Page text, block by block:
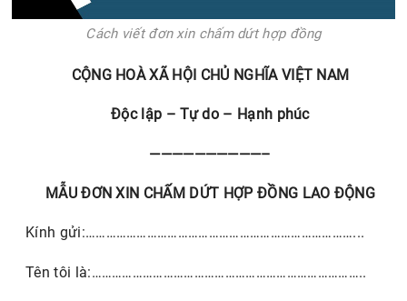
Cách viết đơn xin chấm dứt hợp đồng
CỘNG HOÀ XÃ HỘI CHỦ NGHĨA VIỆT NAM
Độc lập – Tự do – Hạnh phúc
——————————–
MẪU ĐƠN XIN CHẤM DỨT HỢP ĐỒNG LAO ĐỘNG
Kính gửi:……………………………………………………………………...
Tên tôi là:……………………………………………………………………..